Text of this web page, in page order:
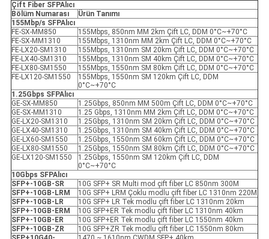
Çift Fiber SFPAlıcı
Bölüm Numarası
Ürün Tanımı
155Mbp/s SFPAlıcı
FE-SX-MM850
155Mbps, 850nm MM 2km Çift LC, DDM 0°C~+70°C
FE-SX-MM1310
155Mbps, 1310nm MM 2km Çift LC, DDM 0°C~+70°C
FE-LX20-SM1310
155Mbps, 1310nm SM 20km Çift LC, DDM 0°C~+70°C
FE-LX40-SM1310
155Mbps, 1310nm SM 40km Çift LC, DDM 0°C~+70°C
FE-LX80-SM1550
155Mbps, 1550nm SM 80km Çift LC, DDM 0°C~+70°C
FE-LX120-SM1550
155Mbps, 1550nm SM 120km Çift LC, DDM
0°C~+70°C
1.25Gbps SFPAlıcı
GE-SX-MM850
1.25Gbps, 850nm MM 500m Çift LC, DDM 0°C~+70°C
GE-SX-MM1310
1.25 Gbps, 1310nm MM 2km Çift LC, DDM 0°C~+70°C
GE-LX20-SM1310
1.25Gbps, 1310nm SM 20km Çift LC, DDM 0°C~+70°C
GE-LX40-SM1310
1.25Gbps, 1310nm SM 40km Çift LC, DDM 0°C~+70°C
GE-LX60-SM1550
1.25Gbps, 1550nm SM 60km Çift LC, DDM 0°C~+70°C
GE-LX80-SM1550
1.25Gbps, 1550nm SM 80km Çift LC, DDM 0°C~+70°C
GE-LX120-SM1550
1.25Gbps, 1550nm SM 120km Çift LC, DDM
0°C~+70°C
10Gbps SFPAlıcı
SFP+-10GB-SR
10G SFP+ SR Multi mod çift fiber LC 850nm 300M
SFP+-10GB-LRM
10G SFP+ LRM Çoklu modlu çift fiber LC 1310nm 220M
SFP+-10GB-LR
10G SFP+ LR Tek modlu çift fiber LC 1310nm 20km
SFP+-10GB-ER M
10G SFP+ER Tek modlu çift fiber LC 1310nm 40km
SFP+-10GB-ER
10G SFP+ER Tek modlu çift fiber LC 1550nm 40km
SFP+-10GB-ZR
10G SFP+ZR Tek modlu çift fiber LC 1550nm 80km